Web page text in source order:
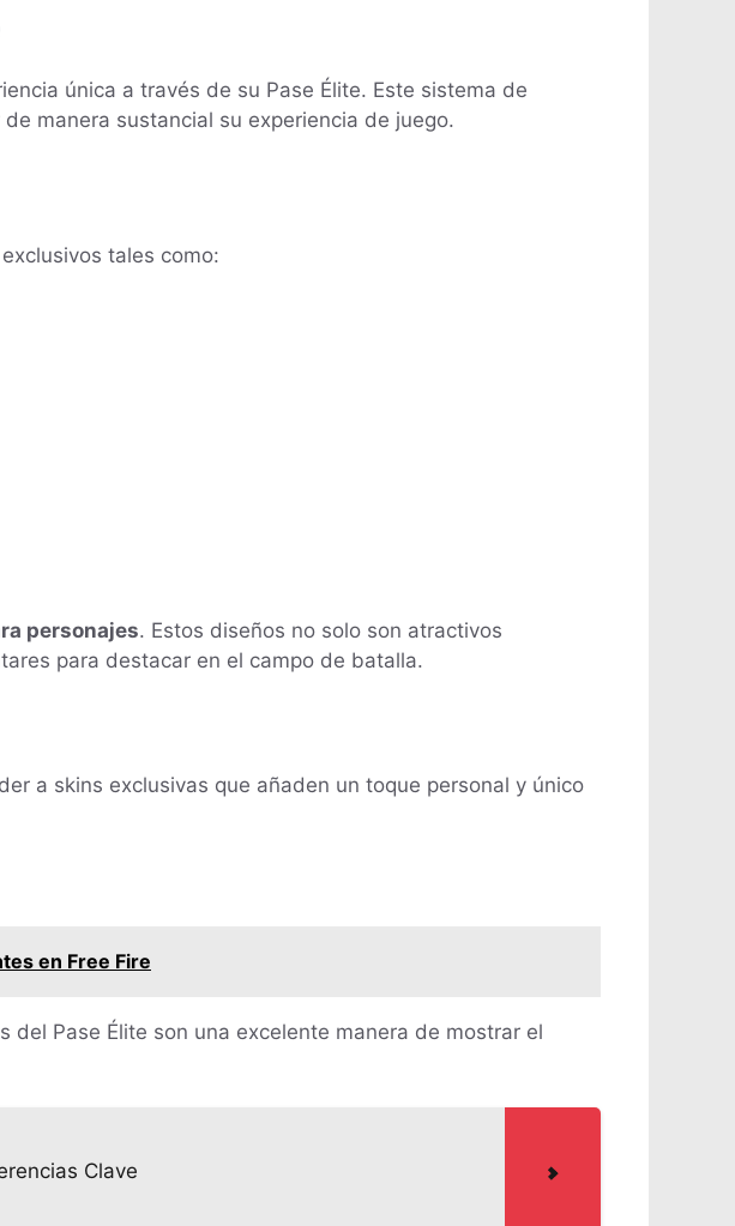
única a través de su Pase Élite. Este sistema de
manera sustancial su experiencia de juego.
tales como:
personajes. Estos diseños no solo son atractivos
para destacar en el campo de batalla.
a skins exclusivas que añaden un toque personal y único
en Free Fire
Pase Élite son una excelente manera de mostrar el
Clave